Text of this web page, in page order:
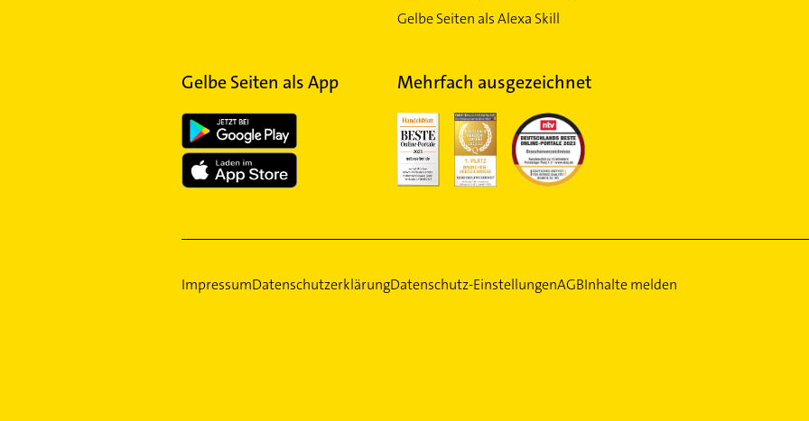
Gelbe Seiten als Alexa Skill
Gelbe Seiten als App Mehrfach ausgezeichnet
ImpressumDatenschutzerklärungDatenschutz-EinstellungenAGBInhalte melden